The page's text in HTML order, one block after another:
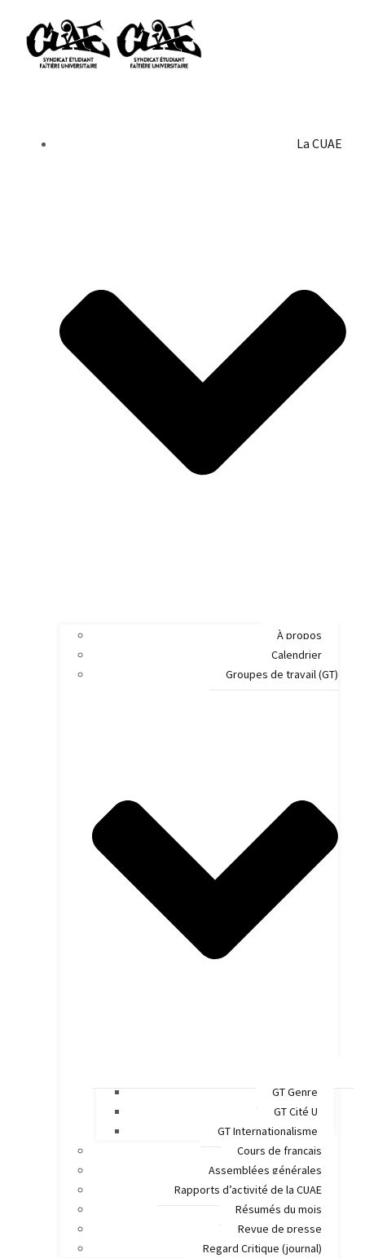
La CUAE
À propos
Calendrier
Groupes de travail (GT)
GT Genre
GT Cité U
GT Internationalisme
Cours de français
Assemblées générales
Rapports d’activité de la CUAE
Résumés du mois
Revue de presse
Regard Critique (journal)